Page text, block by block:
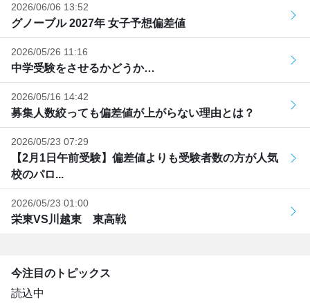
2026/06/06 13:52
グノーブル 2027年 女子予想偏差値
2026/05/26 11:16
中学受験をさせるかどうか…
2026/05/16 14:42
募集人数絞っても偏差値が上がらない理由とは？
2026/05/23 07:29
【2月1日午前受験】偏差値よりも受験者数の方が人気
校のパロ...
2026/05/23 01:00
栄東VS川越東 東高戦
今注目のトピックス
読込中